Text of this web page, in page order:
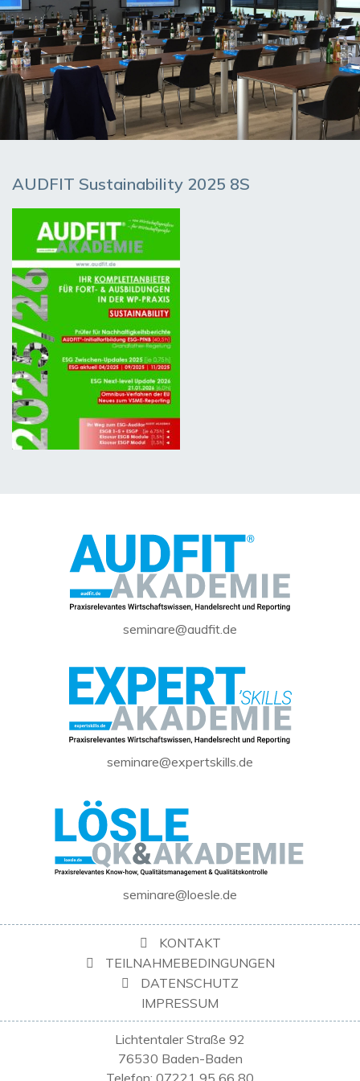
AUDFIT Sustainability 2025 8S
seminare@audfit.de
seminare@expertskills.de
seminare@loesle.de
KONTAKT
TEILNAHMEBEDINGUNGEN
DATENSCHUTZ
IMPRESSUM
Lichtentaler Straße 92
76530 Baden-Baden
Telefon: 07221 95 66 80